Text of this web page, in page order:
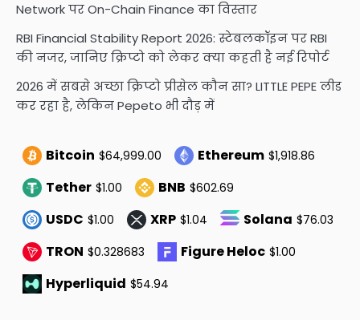
Network पर On-Chain Finance का विस्तार
RBI Financial Stability Report 2026: स्टेबलकॉइन पर RBI
की नजर, जानिए क्रिप्टो को लेकर क्या कहती है नई रिपोर्ट
2026 में सबसे अच्छा क्रिप्टो प्रीसेल कौन सा? LITTLE PEPE लीड
कर रहा है, लेकिन Pepeto भी दौड़ में
Bitcoin $64,999.00 Ethereum $1,918.86
Tether $1.00 BNB $602.69
USDC $1.00 XRP $1.04 Solana $76.03
TRON $0.328683 Figure Heloc $1.00
Hyperliquid $54.94